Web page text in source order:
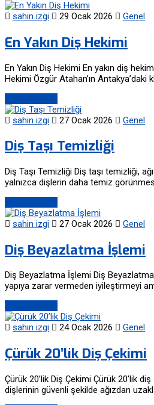
sahin izgi
29 Ocak 2026 Genel
En Yakın Diş Hekimi
En Yakın Diş Hekimi En yakın diş
Hekimi Özgür Atahan’ın
sahin izgi
27 Ocak 2026 Genel
Diş Taşı Temizliği
Diş Taşı Temizliği Diş taşı temizliği,
yalnızca dişlerin daha temiz
sahin izgi
27 Ocak 2026 Genel
Diş Beyazlatma İşlemi
Diş Beyazlatma İşlemi Diş
yapıya zarar vermeden iyileştirmeyi
sahin izgi
24 Ocak 2026 Genel
Çürük 20’lik Diş Çekimi
Çürük 20’lik Diş Çekimi Çürük 20’lik
dişlerinin güvenli şekilde ağızdan